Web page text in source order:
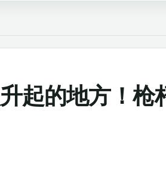
起的地方！枪